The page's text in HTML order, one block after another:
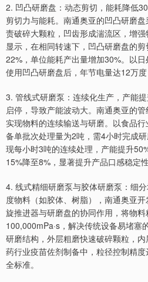
2. 凹凸研磨盘：动态剪切，能耗降低
剪切力与能耗。南通奥亚的凹凸研磨
责破碎大颗粒，凹齿形成湍流区，增
显示，在相同转速下，凹凸研磨盘的
22%，单位能耗产出量增加30%。以
使用凹凸研磨盘后，年节电量达12万度
3. 管线式研磨泵：连续化生产，产能
启停，导致产能波动大。南通奥亚的
实现物料的连续输送与研磨。以食品
备单批次处理量为2吨，需4小时完成
现每小时3吨的连续处理，产能提升
15%降至8%，显著提升产品口感稳定性
4. 线式精细研磨泵与胶体研磨泵：细
度物料（如胶体、树脂），南通奥亚
旋推进器与研磨盘的协同作用，将物
100,000mPa·s，解决传统设备易堵塞
研磨结构，外层粗磨快速破碎颗粒，
药行业疫苗佐剂制备中，粒径控制精
全标准。